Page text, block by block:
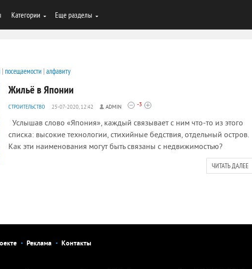
Категории Еще разделы
| посещаемости | алфавиту
Жильё в Японии
СТРОИТЕЛЬСТВО 25-07-2020, 12:42 ADMIN -3
Услышав слово «Япония», каждый связывает с ним что-то из этого
списка: высокие технологии, стихийные бедствия, отдельный остров.
Как эти наименования могут быть связаны с недвижимостью?
ЧИТАТЬ ДАЛЕЕ
Реклама Контакты